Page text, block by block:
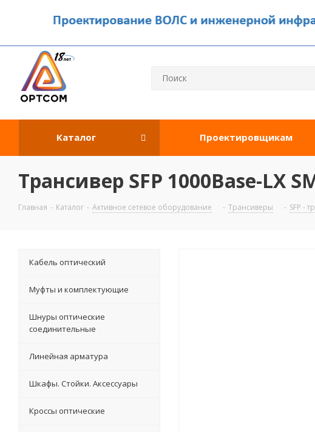
Каталог Проектировщикам
Трансивер SFP 1000Base-LX
Главная - Каталог - Активное сетевое оборудование - Трансиверы - SFP -
Кабель оптический
Муфты и комплектующие
Шнуры оптические
соединительные
Линейная арматура
Шкафы. Стойки. Аксесcуары
Кроссы оптические